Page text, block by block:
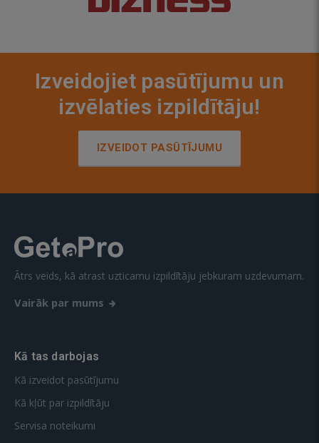
Izveidojiet pasūtījumu un
izvēlaties izpildītāju!
IZVEIDOT PASŪTĪJUMU
Ātrs veids, kā atrast uzticamu izpildītāju jebkuram uzdevumam.
Vairāk par mums
Kā tas darbojas
Kā izveidot pasūtījumu
Kā kļūt par izpildītāju
Servisa noteikumi